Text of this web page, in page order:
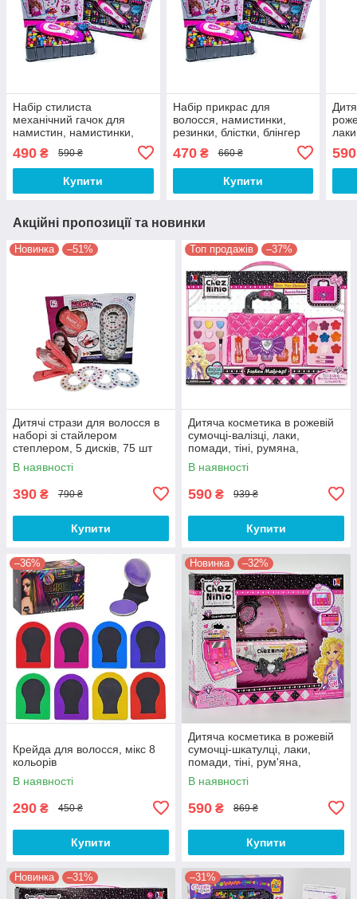
Набір стилиста
механічний гачок для
намистин, намистинки,
490 ₴ 590 ₴
Купити
Набір прикрас для
волосся, намистинки,
резинки, блістки, блінгер
470₴ 660 ₴
Купити
590
Акційні пропозиції та новинки
Новинка –51%
Дитячі стрази для волосся в
наборі зі стайлером
степлером, 5 дисків, 75 шт
стразів
В наявності
390 ₴ 790 ₴
Купити
Топ продажів –37%
Дитяча косметика в рожевій
сумочці-валізці, лаки,
помади, тіні, румяна,
пилочка, пензли
В наявності
590 ₴ 939 ₴
Купити
–36%
Крейда для волосся, мікс 8
кольорів
В наявності
290 ₴ 450 ₴
Купити
Новинка –32%
Дитяча косметика в рожевій
сумочці-шкатулці, лаки,
помади, тіні, рум'яна,
пилочка, пензлі
В наявності
590 ₴ 869 ₴
Купити
Новинка –31% –31%